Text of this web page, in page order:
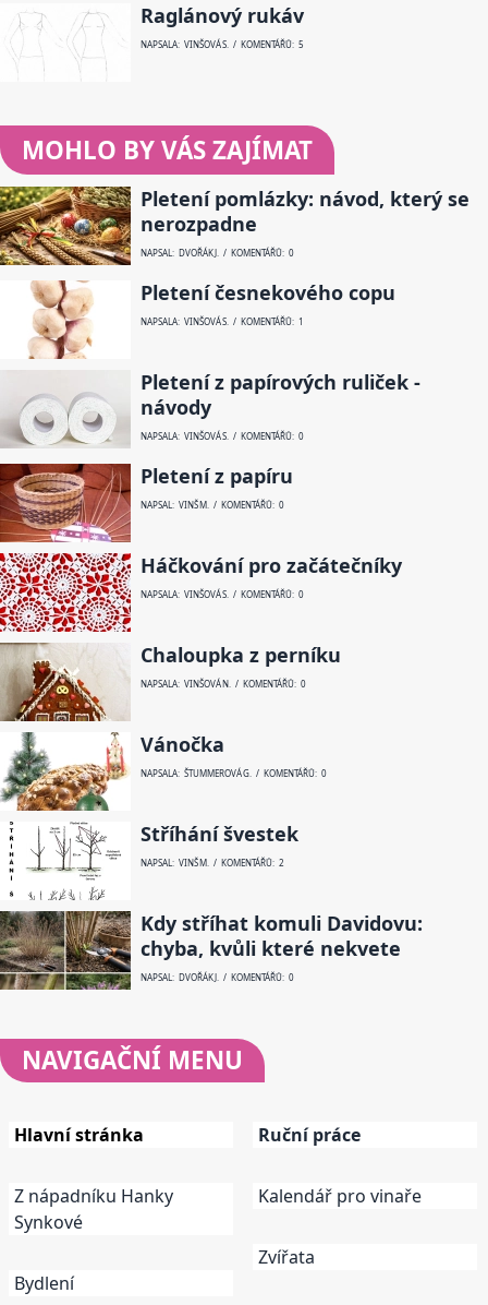
Raglánový rukáv
NAPSALA: VINŠOVÁ S. / KOMENTÁŘŮ: 5
MOHLO BY VÁS ZAJÍMAT
Pletení pomlázky: návod, který se
nerozpadne
NAPSAL: DVOŘÁK J. / KOMENTÁŘŮ: 0
Pletení česnekového copu
NAPSALA: VINŠOVÁ S. / KOMENTÁŘŮ: 1
Pletení z papírových ruliček -
návody
NAPSALA: VINŠOVÁ S. / KOMENTÁŘŮ: 0
Pletení z papíru
NAPSAL: VINŠ M. / KOMENTÁŘŮ: 0
Háčkování pro začátečníky
NAPSALA: VINŠOVÁ S. / KOMENTÁŘŮ: 0
Chaloupka z perníku
NAPSALA: VINŠOVÁ N. / KOMENTÁŘŮ: 0
Vánočka
NAPSALA: ŠTUMMEROVÁ G. / KOMENTÁŘŮ: 0
Stříhání švestek
NAPSAL: VINŠ M. / KOMENTÁŘŮ: 2
Kdy stříhat komuli Davidovu:
chyba, kvůli které nekvete
NAPSAL: DVOŘÁK J. / KOMENTÁŘŮ: 0
NAVIGAČNÍ MENU
Hlavní stránka
Z nápadníku Hanky
Synkové
Bydlení
Ruční práce
Kalendář pro vinaře
Zvířata